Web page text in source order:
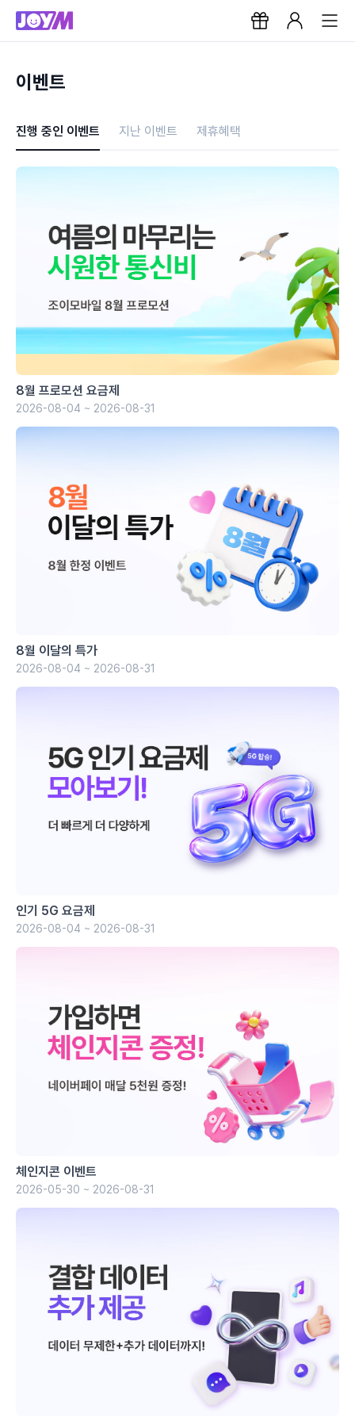
이벤트
진행 중인 이벤트 지난 이벤트 제휴혜택
8월 프로모션 요금제
2026-08-04 ~ 2026-08-31
8월 이달의 특가
2026-08-04 ~ 2026-08-31
인기 5G 요금제
2026-08-04 ~ 2026-08-31
체인지콘 이벤트
2026-05-30 ~ 2026-08-31